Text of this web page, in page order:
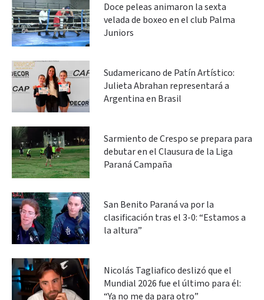
Doce peleas animaron la sexta
velada de boxeo en el club Palma
Juniors
Sudamericano de Patín Artístico:
Julieta Abrahan representará a
Argentina en Brasil
Sarmiento de Crespo se prepara para
debutar en el Clausura de la Liga
Paraná Campaña
San Benito Paraná va por la
clasificación tras el 3-0: “Estamos a
la altura”
Nicolás Tagliafico deslizó que el
Mundial 2026 fue el último para él:
“Ya no me da para otro”